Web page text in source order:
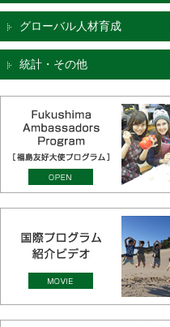
グローバル人材育成
統計・その他